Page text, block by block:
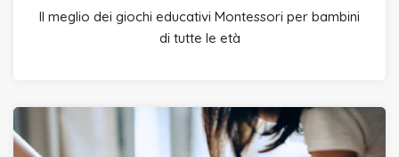
Il meglio dei giochi educativi Montessori per bambini
di tutte le età